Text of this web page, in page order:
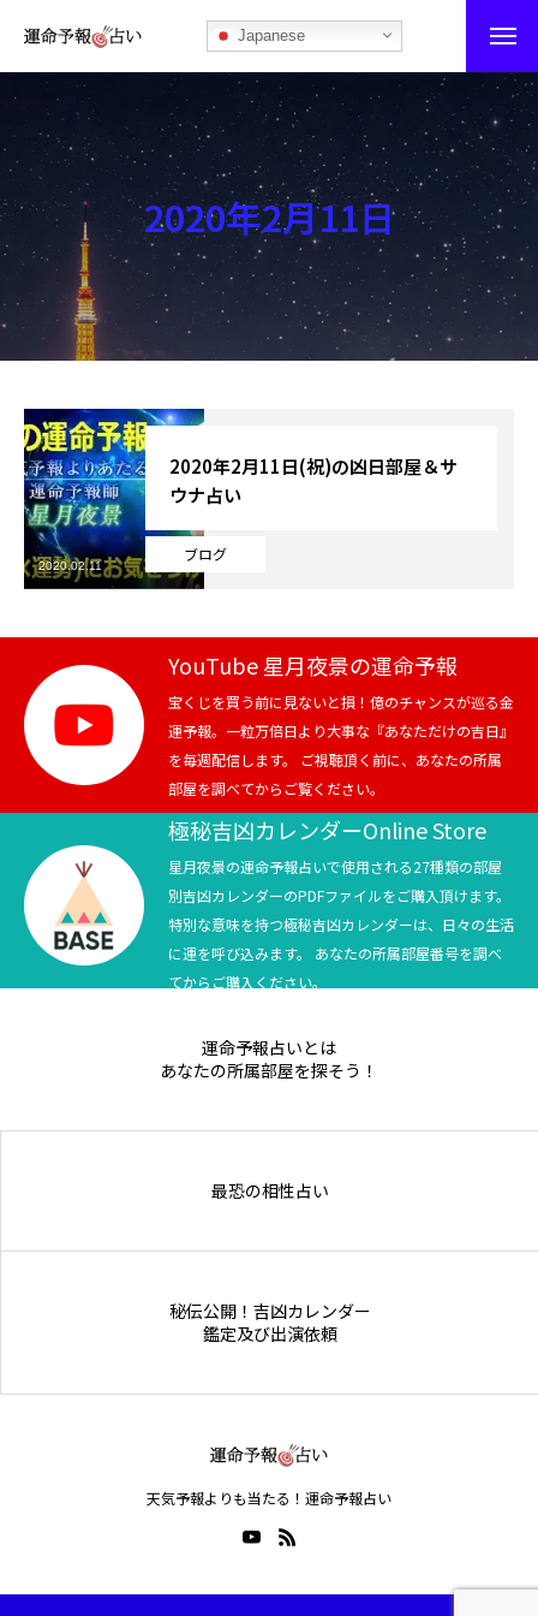
Japanese
運命予報占い
運命予報占いとは
あなたの所属部屋を探そう！
最恐の相性占い
秘伝公開！吉凶カレンダー
記事カテゴリー
ブログ
お知らせ
芸能界
テニス
スポーツ
競馬
テニス四大大会・五輪
テニス四大大会・五輪
2020年2月11日
ブログ
2020年2月11日(祝)の凶日部屋＆サ
ウナ占い
2020.02.11
YouTube 星月夜景の運命予報
宝くじを買う前に見ないと損！億のチャンスが巡る金
運予報。一粒万倍日より大事な『あなただけの吉日』
を毎週配信します。 ご視聴頂く前に、あなたの所属
部屋を調べてからご覧ください。
極秘吉凶カレンダーOnline Store
星月夜景の運命予報占いで使用される27種類の部屋
別吉凶カレンダーのPDFファイルをご購入頂けます。
特別な意味を持つ極秘吉凶カレンダーは、日々の生活
に運を呼び込みます。 あなたの所属部屋番号を調べ
てからご購入ください。
運命予報占いとは
あなたの所属部屋を探そう！
最恐の相性占い
秘伝公開！吉凶カレンダー
鑑定及び出演依頼
天気予報よりも当たる！運命予報占い